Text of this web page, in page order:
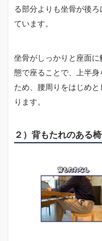
る部分よりも坐骨が後
ています。
坐骨がしっかりと座面
態で座ることで、上半
ため、腰周りをはじめ
ります。
２）背もたれのある